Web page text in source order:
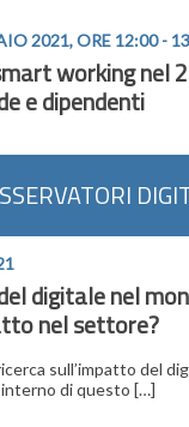
2021, ORE 12:00 -
working nel
e dipendenti
digitale nel
nel settore?
sull’impatto del
di questo […]